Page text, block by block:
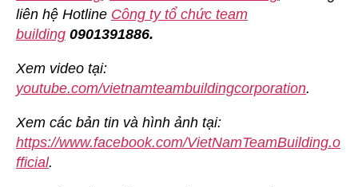
liên hệ Hotline Công ty tổ chức team
building 0901391886.
Xem video tại:
youtube.com/vietnamteambuildingcorporation.
Xem các bản tin và hình ảnh tại:
https://www.facebook.com/VietNamTeamBuilding.o
fficial.